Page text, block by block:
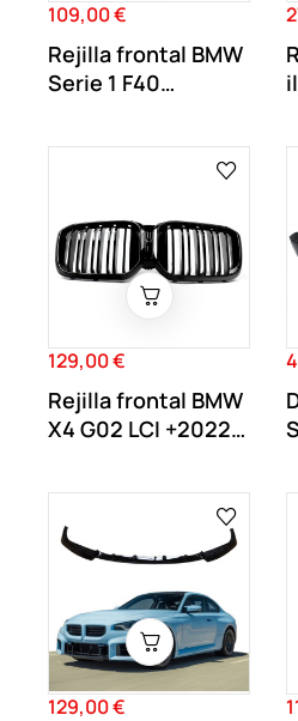
Precio
109,00 €
Rejilla frontal BMW
Serie 1 F40
Precio
129,00 €
Rejilla frontal BMW
X4 G02 LCI +2022
Precio
129,00 €